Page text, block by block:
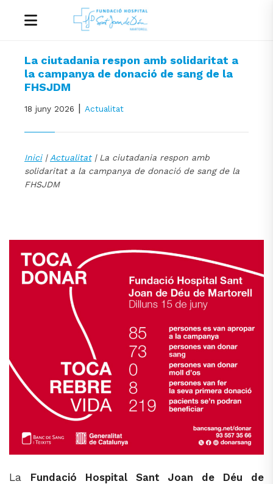
La ciutadania respon amb solidaritat a
la campanya de donació de sang de la
FHSJDM
18 juny 2026 Actualitat
Inici| Actualitat| La ciutadania respon amb
solidaritat a la campanya de donació de sang de la
FHSJDM
La Fundació Hospital Sant Joan de Déu de